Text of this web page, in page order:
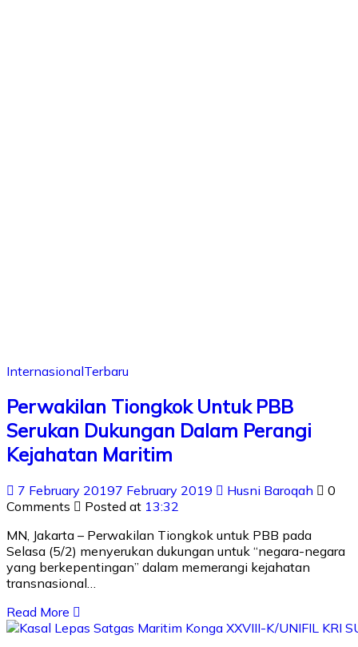
InternasionalTerbaru
Perwakilan Tiongkok Untuk PBB
Serukan Dukungan Dalam Perangi
Kejahatan Maritim
7 February 20197 February 2019 Husni Baroqah
0
Comments
Posted at 13:32
MN, Jakarta – Perwakilan Tiongkok untuk PBB pada
Selasa (5/2) menyerukan dukungan untuk “negara-negara
yang berkepentingan” dalam memerangi kejahatan
transnasional…
Read More